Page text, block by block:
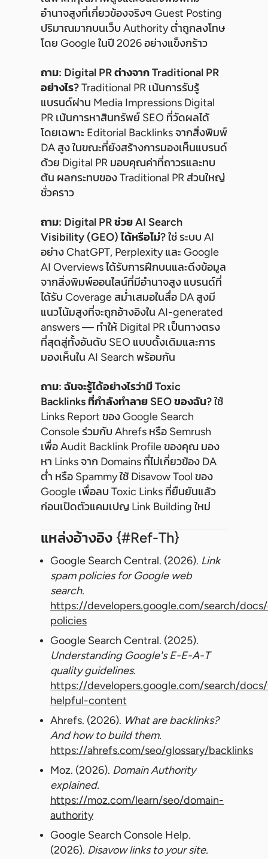
อำนาจสูงที่เกี่ยวข้องจริงๆ Guest Posting
ปริมาณมากบนเว็บ Authority ต่ำถูกลงโทษ
โดย Google ในปี 2026 อย่างแข็งกร้าว
ถาม: Digital PR ต่างจาก Traditional PR
อย่างไร?Traditional PR เน้นการรับรู้
แบรนด์ผ่าน Media Impressions Digital
PR เน้นการหาสินทรัพย์ SEO ที่วัดผลได้
โดยเฉพาะ Editorial Backlinks จากสิ่งพิมพ์
DA สูง ในขณะที่ยังสร้างการมองเห็นแบรนด์
ด้วย Digital PR มอบคุณค่าที่ถาวรและทบ
ต้น ผลกระทบของ Traditional PR ส่วนใหญ่
ชั่วคราว
ถาม: Digital PR ช่วย AI Search
Visibility (GEO) ได้หรือไม่?ใช่ ระบบ AI
อย่าง ChatGPT, Perplexity และ Google
AI Overviews ได้รับการฝึกบนและดึงข้อมูล
จากสิ่งพิมพ์ออนไลน์ที่มีอำนาจสูง แบรนด์ที่
ได้รับ Coverage สม่ำเสมอในสื่อ DA สูงมี
แนวโน้มสูงที่จะถูกอ้างอิงใน AI-generated
answers — ทำให้ Digital PR เป็นทางตรง
ที่สุดสู่ทั้งอันดับ SEO แบบดั้งเดิมและการ
มองเห็นใน AI Search พร้อมกัน
ถาม: ฉันจะรู้ได้อย่างไรว่ามี Toxic
Backlinks ที่กำลังทำลาย SEO ของฉัน?ใช้
Links Report ของ Google Search
Console ร่วมกับ Ahrefs หรือ Semrush
เพื่อ Audit Backlink Profile ของคุณ มอง
หา Links จาก Domains ที่ไม่เกี่ยวข้อง DA
ต่ำ หรือ Spammy ใช้ Disavow Tool ของ
Google เพื่อลบ Toxic Links ที่ยืนยันแล้ว
ก่อนเปิดตัวแคมเปญ Link Building ใหม่
แหล่งอ้างอิง {#ref-Th}
Google Search Central. (2026). Link
spam policies for Google web
search.
https://developers.google.com/search/
policies
Google Search Central. (2025).
Understanding Google's E-E-A-T
quality guidelines.
https://developers.google.com/search/
helpful-content
Ahrefs. (2026). What are backlinks?
And how to build them.
https://ahrefs.com/seo/glossary/backlinks
Moz. (2026). Domain Authority
explained.
https://moz.com/learn/seo/domain-
authority
Google Search Console Help.
(2026). Disavow links to your site.